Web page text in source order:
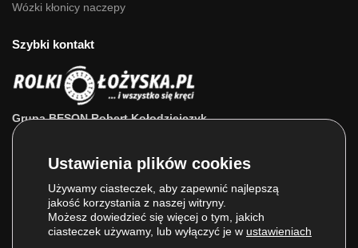
Wózki kłonicy naczepy
Szybki kontakt
Grupa BESON Robert Kołodziejczyk
ul. Powstańców Wlkp. 63a
E-mail:sklep@rolkilozyska.pl
Używamy ciasteczek, aby zapewnić najlepszą
jakość korzystania z naszej witryny.
Możesz dowiedzieć się więcej o tym, jakich
ciasteczek używamy, lub wyłączyć je w ustawieniach